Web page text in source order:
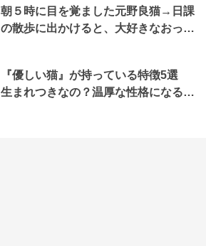
朝５時に目を覚ました元野良猫→日課
の散歩に出かけると、大好きなおっ…
『優しい猫』が持っている特徴5選
生まれつきなの？温厚な性格になる…